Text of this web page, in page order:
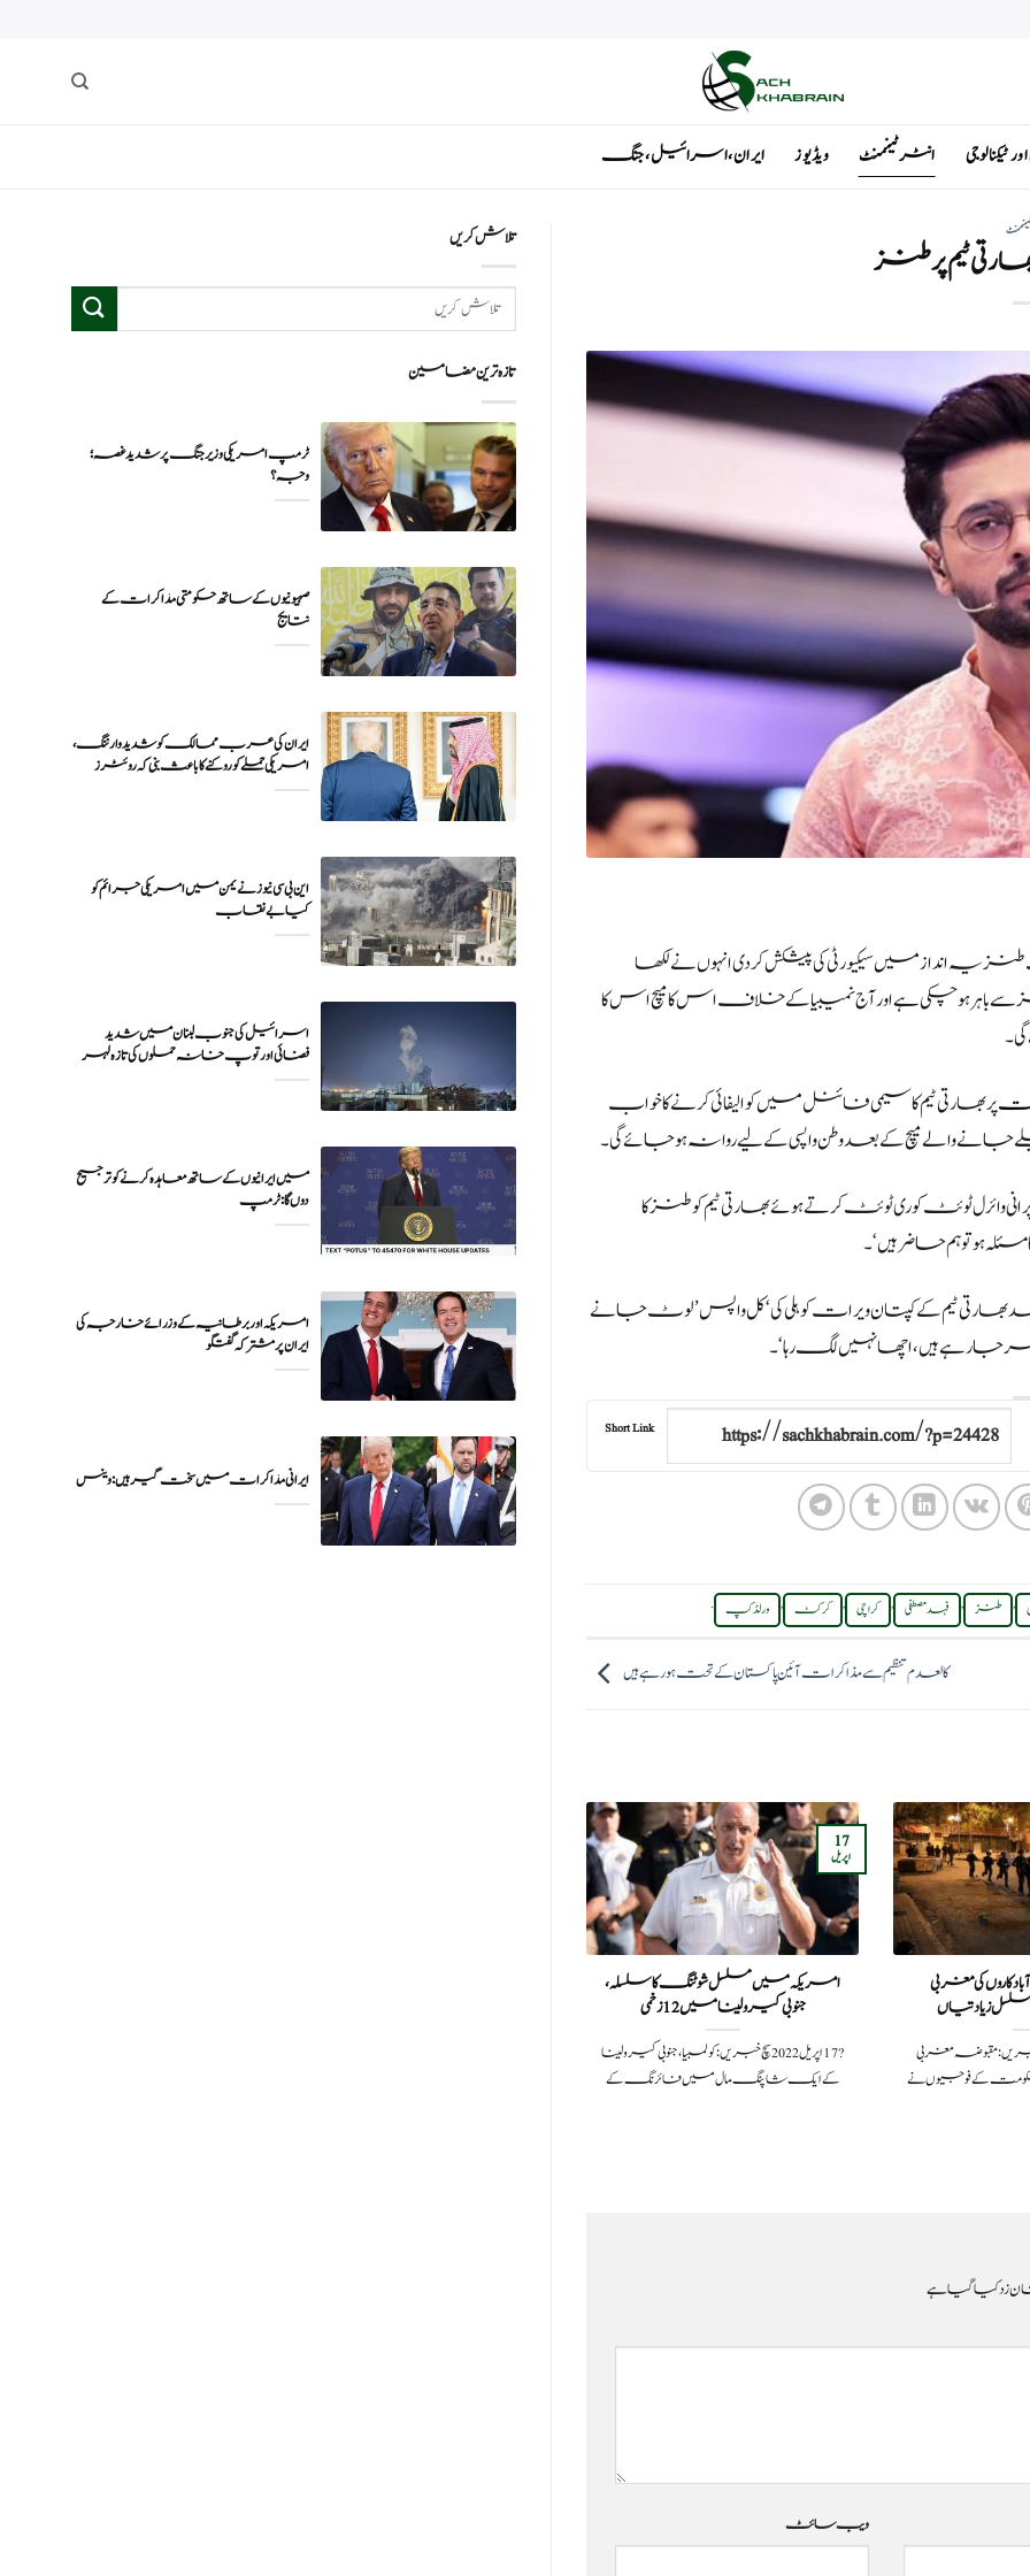
انٹرٹینمنٹ ویڈیوز ایران ، اسرائیل ، جنگ
بھارتی ٹیم پر طنز
طنزیہ انداز میں سیکیورٹی کی پیشکش کر دی انہوں نے لکھا
سے باہر ہو چکی ہے اور آج نمیبیا کے خلاف اس کا میچ اس کا
پر بھارتی ٹیم کا سیمی فائنل میں کوالیفائی کرنے کا خواب
والے میچ کے بعد وطن واپسی کے لیے روانہ ہوجائے گی۔
وائرل ٹوئٹ کو ری ٹوئٹ کرتے ہوئے بھارتی ٹیم کو طنز کا
ہو تو ہم حاضر ہیں‘۔
ٹیم کے کپتان ویرات کوہلی کی ‘کل واپس’ لوٹ جانے
گھر جار ہے ہیں، اچھا نہیں لگ رہا‘۔
Short Link
, طنز , فہد مصطفی , کراچی , کرکٹ , ورلڈ کپ .
کالعدم تنظیم سے مذاکرات آئین پاکستان کے تحت ہورہے ہیں
کاروں کی مغربی
زیادتیاں
2026 سچ خبریں: مقبوضہ مغربی
کے فوجیوں نے
امریکہ میں مسلسل شوٹنگ کا سلسلہ ،
جنوبی کیرولینا میں 12 زخمی
?️ 17 اپریل 2022سچ خبریں: کولمبیا، جنوبی کیرولینا
کے ایک شاپنگ مال میں فائرنگ کے
17
اپریل
زد کیا گیا ہے
ویب‌ سائٹ
تلاش کریں
تازہ ترین مضامین
ٹرمپ امریکی وزیر جنگ پر شدید غصہ؛
وجہ ؟
صہیونیوں کے ساتھ حکومتی مذاکرات کے
نتایج
ایران کی عرب ممالک کو شدید وارننگ،
امریکی حملے کو روکنے کا باعث بنی کہ روئٹرز
این بی سی نیوز نے یمن میں امریکی جرائم کو
اسرائیل کی جنوب لبنان میں شدید
فضائی اور توپ خانہ حملوں کی تازہ لہر
میں ایرانیوں کے ساتھ معاہدہ کرنے کو ترجیح
دوں گا : ٹرمپ
امریکہ اور برطانیہ کے وزرائے خارجہ کی
ایران پر مشترکہ گفتگو
ایرانی مذاکرات میں سخت گیر ہیں: وینس